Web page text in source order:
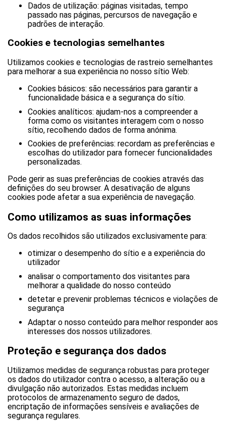
Dados de utilização: páginas visitadas, tempo
passado nas páginas, percursos de navegação e
padrões de interação.
Cookies e tecnologias semelhantes
Utilizamos cookies e tecnologias de rastreio semelhantes
para melhorar a sua experiência no nosso sítio Web:
Cookies básicos: são necessários para garantir a
funcionalidade básica e a segurança do sítio.
Cookies analíticos: ajudam-nos a compreender a
forma como os visitantes interagem com o nosso
sítio, recolhendo dados de forma anónima.
Cookies de preferências: recordam as preferências e
escolhas do utilizador para fornecer funcionalidades
personalizadas.
Pode gerir as suas preferências de cookies através das
definições do seu browser. A desativação de alguns
cookies pode afetar a sua experiência de navegação.
Como utilizamos as suas informações
Os dados recolhidos são utilizados exclusivamente para:
otimizar o desempenho do sítio e a experiência do
utilizador
analisar o comportamento dos visitantes para
melhorar a qualidade do nosso conteúdo
detetar e prevenir problemas técnicos e violações de
segurança
Adaptar o nosso conteúdo para melhor responder aos
interesses dos nossos utilizadores.
Proteção e segurança dos dados
Utilizamos medidas de segurança robustas para proteger
os dados do utilizador contra o acesso, a alteração ou a
divulgação não autorizados. Estas medidas incluem
protocolos de armazenamento seguro de dados,
encriptação de informações sensíveis e avaliações de
segurança regulares.